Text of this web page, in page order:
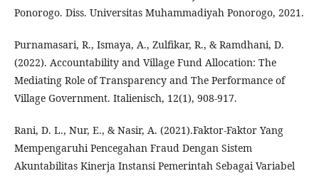
Ponorogo. Diss. Universitas Muhammadiyah Ponorogo, 2021.
Purnamasari, R., Ismaya, A., Zulfikar, R., & Ramdhani, D.
(2022). Accountability and Village Fund Allocation: The
Mediating Role of Transparency and The Performance of
Village Government. Italienisch, 12(1), 908-917.
Rani, D. L., Nur, E., & Nasir, A. (2021).Faktor-Faktor Yang
Mempengaruhi Pencegahan Fraud Dengan Sistem
Akuntabilitas Kinerja Instansi Pemerintah Sebagai Variabel